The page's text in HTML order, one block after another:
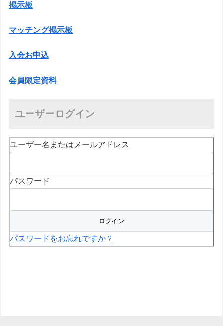
掲示板
マッチング掲示板
入会お申込
会員限定資料
ユーザーログイン
ユーザー名またはメールアドレス
パスワード
パスワードをお忘れですか？